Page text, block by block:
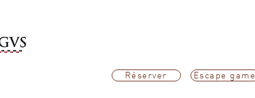
Réserver Escape game